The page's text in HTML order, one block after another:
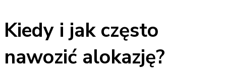
Kiedy i jak często
nawozić alokazję?